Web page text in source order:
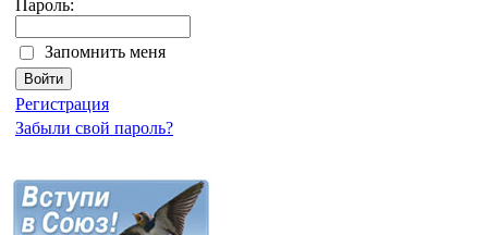
Пароль:
Запомнить меня
Регистрация
Забыли свой пароль?